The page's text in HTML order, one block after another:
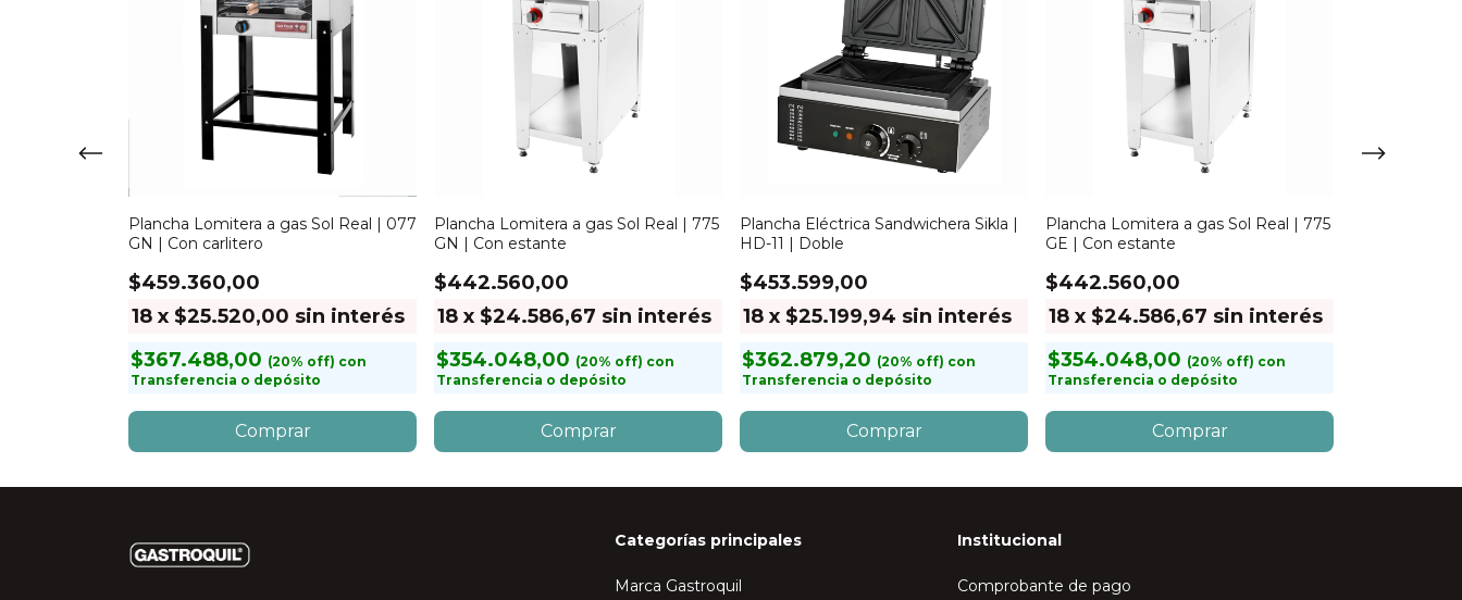
Plancha Lomitera a gas Sol Real | 077
GN | Con carlitero
$459.360,00
18 x $25.520,00 sin interés
$367.488,00
con
Transferencia o depósito
Plancha Lomitera a gas Sol Real | 775
GN | Con estante
$442.560,00
18 x $24.586,67 sin interés
$354.048,00
con
Transferencia o depósito
Plancha Eléctrica Sandwichera Sikla |
HD-11 | Doble
$453.599,00
18 x $25.199,94 sin interés
$362.879,20
con
Transferencia o depósito
Plancha Lomitera a gas Sol Real | 775
GE | Con estante
$442.560,00
18 x $24.586,67 sin interés
$354.048,00
con
Transferencia o depósito
Categorías principales
Marca Gastroquil
Institucional
Comprobante de pago